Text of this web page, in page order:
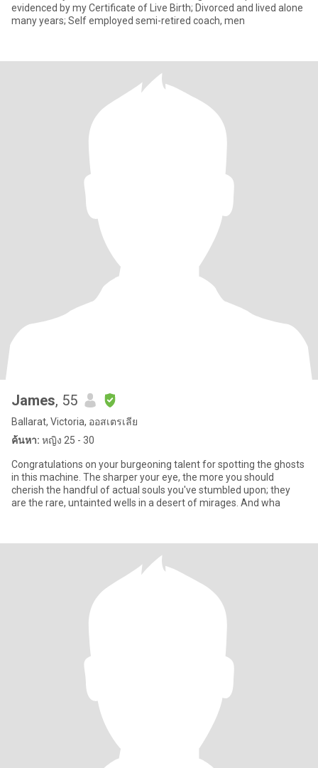
evidenced by my Certificate of Live Birth; Divorced and lived alone
many years; Self employed semi-retired coach, men
James, 55
Ballarat, Victoria, ออสเตรเลีย
ค้นหา: หญิง 25 - 30
Congratulations on your burgeoning talent for spotting the ghosts
in this machine. The sharper your eye, the more you should
cherish the handful of actual souls you've stumbled upon; they
are the rare, untainted wells in a desert of mirages. And wha